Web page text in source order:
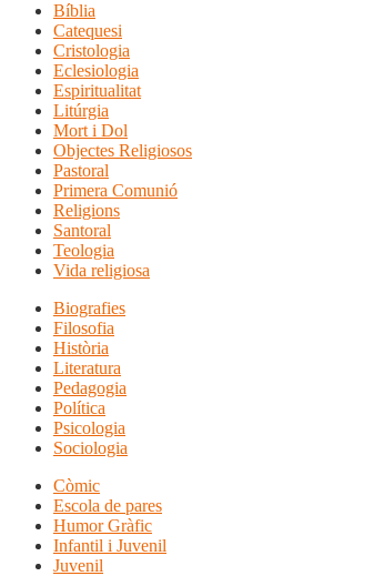
Bíblia
Catequesi
Cristologia
Eclesiologia
Espiritualitat
Litúrgia
Mort i Dol
Objectes Religiosos
Pastoral
Primera Comunió
Religions
Santoral
Teologia
Vida religiosa
Biografies
Filosofia
Història
Literatura
Pedagogia
Política
Psicologia
Sociologia
Còmic
Escola de pares
Humor Gràfic
Infantil i Juvenil
Juvenil